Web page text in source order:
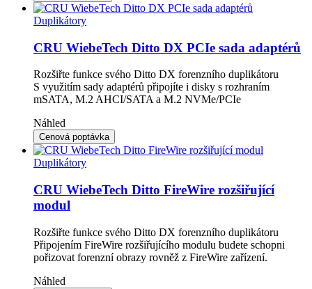
Duplikátory
CRU WiebeTech Ditto DX PCIe sada adaptérů
Rozšiřte funkce svého Ditto DX forenzního duplikátoru
S využitím sady adaptérů připojíte i disky s rozhraním
mSATA, M.2 AHCI/SATA a M.2 NVMe/PCIe
Náhled
Duplikátory
CRU WiebeTech Ditto FireWire rozšiřující
modul
Rozšiřte funkce svého Ditto DX forenzního duplikátoru
Připojením FireWire rozšiřujícího modulu budete schopni
pořizovat forenzní obrazy rovněž z FireWire zařízení.
Náhled